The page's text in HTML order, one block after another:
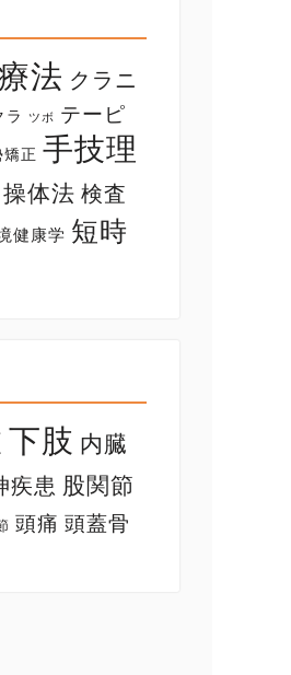
法 クラニ
ラ ツボ テーピ
矯正 手技理
操体法 検査
健康学 短時
下肢 内臓
疾患 股関節
頭痛 頭蓋骨